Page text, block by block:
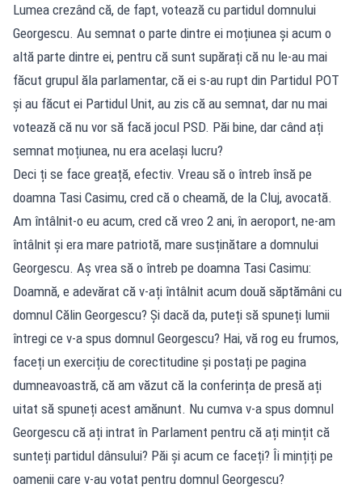
Lumea crezând că, de fapt, votează cu partidul domnului
Georgescu. Au semnat o parte dintre ei moțiunea și acum o
altă parte dintre ei, pentru că sunt supărați că nu le-au mai
făcut grupul ăla parlamentar, că ei s-au rupt din Partidul POT
și au făcut ei Partidul Unit, au zis că au semnat, dar nu mai
votează că nu vor să facă jocul PSD. Păi bine, dar când ați
semnat moțiunea, nu era același lucru?
Deci ți se face greață, efectiv. Vreau să o întreb însă pe
doamna Tasi Casimu, cred că o cheamă, de la Cluj, avocată.
Am întâlnit-o eu acum, cred că vreo 2 ani, în aeroport, ne-am
întâlnit și era mare patriotă, mare susținătare a domnului
Georgescu. Aș vrea să o întreb pe doamna Tasi Casimu:
Doamnă, e adevărat că v-ați întâlnit acum două săptămâni cu
domnul Călin Georgescu? Și dacă da, puteți să spuneți lumii
întregi ce v-a spus domnul Georgescu? Hai, vă rog eu frumos,
faceți un exercițiu de corectitudine și postați pe pagina
dumneavoastră, că am văzut că la conferința de presă ați
uitat să spuneți acest amănunt. Nu cumva v-a spus domnul
Georgescu că ați intrat în Parlament pentru că ați mințit că
sunteți partidul dânsului? Păi și acum ce faceți? Îi mințiți pe
oamenii care v-au votat pentru domnul Georgescu?